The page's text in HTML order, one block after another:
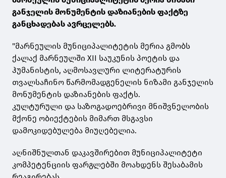
განჯელის მონუმენტის დაზიანების ფაქტზე
განცხადებას ავრცელებს.
"მარნეულის მუნიციპალიტეტის მერია გმობს
ქალაქ მარნეულში XII საუკუნის პოეტის და
ჰუმანისტის, აღმოსავლური ლიტერატურის
თვალსაჩინო წარმომადგენელის ნიზამი განჯელის
მონუმენტის დაზიანების ფაქტს.
კულტურული და საზოგადოებრივი მნიშვნელობის
მქონე ობიექტების მიმართ მსგავსი
დამოკიდებულება მიუღებელია.
აღნიშნულთან დაკავშირებით მუნიციპალიტეტი
კომპეტენციის ფარგლებში მოახდენს შესაბამის